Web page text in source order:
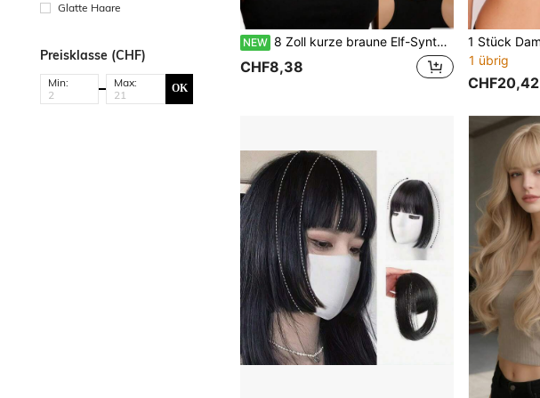
Glatte Haare
Preisklasse (CHF)
Min: Max: OK
NEW 8 Zoll kurze braune Elf-Synthetikperücke mit Pony für Frauen, gerade geschichteter Alltagstragen & Party-Hairstyle
CHF8,38
1 übrig
CHF20,42